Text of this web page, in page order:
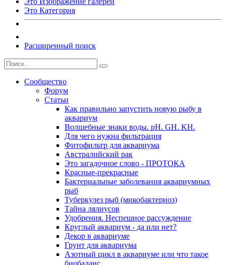
Это Категория
Расширенный поиск
Сообщество
Форум
Статьи
Как правильно запустить новую рыбу в
аквариум
Волшебные знаки воды. рН. GH. KH.
Для чего нужна фильтрация
Фитофильтр для аквариума
Австралийский рак
Это загадочное слово - ПРОТОКА
Красные-прекрасные
Бактериальные заболевания аквариумных
рыб
Туберкулез рыб (микобактериоз)
Тайна лялиусов
Удобрения. Неспешное рассуждение
Круглый аквариум - да или нет?
Декор в аквариуме
Грунт для аквариума
Азотный цикл в аквариуме или что такое
биобаланс